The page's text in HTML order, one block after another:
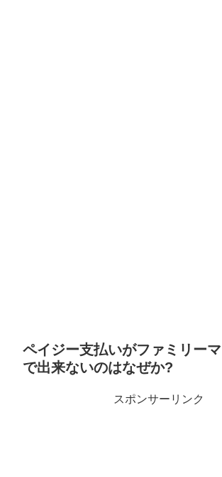
ペイジー支払いがファミリー
で出来ないのはなぜか?
スポンサーリンク